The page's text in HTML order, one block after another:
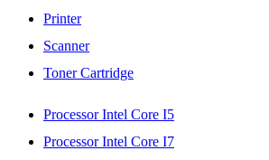
Printer
Scanner
Toner Cartridge
Processor Intel Core I5
Processor Intel Core I7